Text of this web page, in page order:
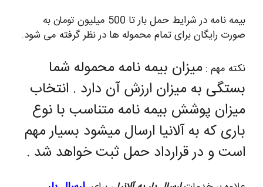
بیمه نامه در شرایط حمل بار تا 500 میلیون تومان به
صورت رایگان برای تمام محموله ها در نظر گرفته می شود.
نکته مهم : میزان بیمه نامه محموله شما
بستگی به میزان ارزش آن دارد . انتخاب
میزان پوشش بیمه نامه متناسب با نوع
باری که به آلانیا ارسال میشود بسیار مهم
است و در قرارداد حمل ثبت خواهد شد .